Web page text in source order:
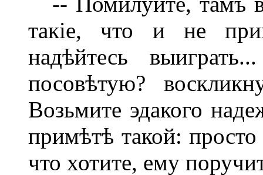
такіе, что и не
надѣйтесь
посовѣтую?
Возьмите эдакого
примѣтѣ такой: просто
что хотите, ему